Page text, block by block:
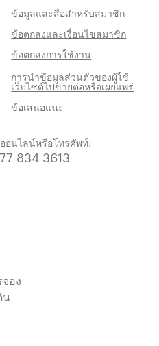
ข้อมูลและสื่อสำหรับสมาชิก
ข้อตกลงและเงื่อนไขสมาชิก
ข้อตกลงการใช้งาน
การนำข้อมูลส่วนตัวของผู้ใช้
เว็บไซต์ไปขายต่อหรือเผยแพร่
ข้อเสนอแนะ
อนไลน์หรือโทรศัพท์:
834 3613
อง
น
บเรา
าดีที่สุด
าคาต่ำที่สุดทาง
รับให้ตรงกับราคาที่ถูก
One Rewards แก่
นไลน์
ล้ว
รจองสำหรับการจอง
รักษาความปลอดภัย
ป็นส่วนตัวอย่างจริงจัง
นบุคคลทั้งหมดที่คุณให้
ดภัย